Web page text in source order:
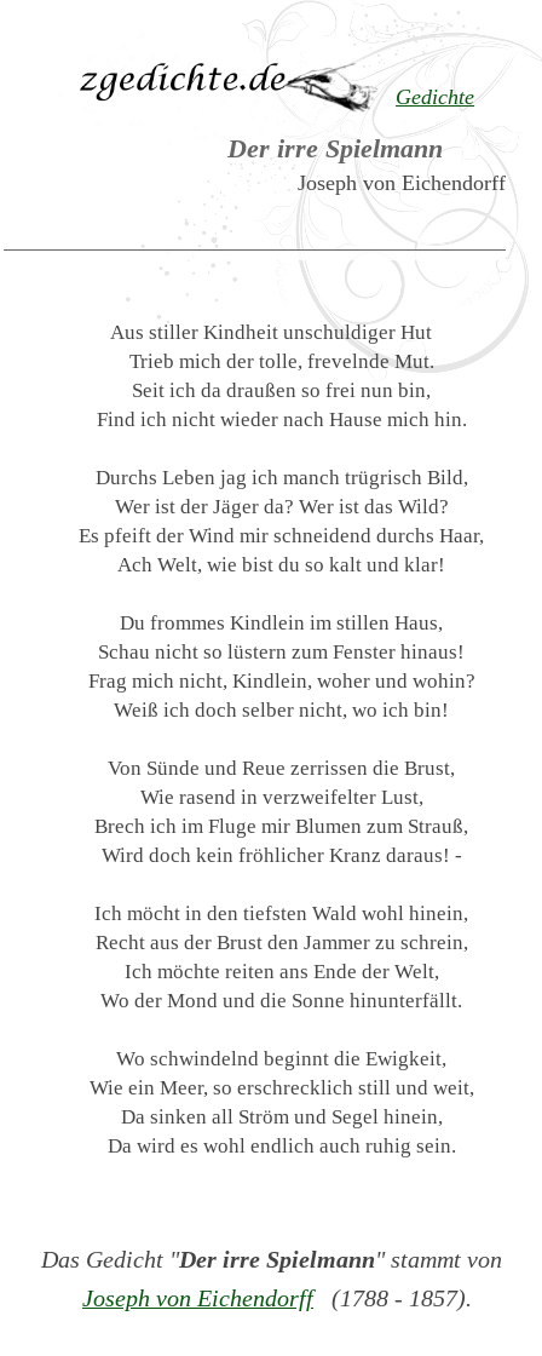
Gedichte
Der irre Spielmann
Joseph von Eichendorff
Aus stiller Kindheit unschuldiger Hut
Trieb mich der tolle, frevelnde Mut.
Seit ich da draußen so frei nun bin,
Find ich nicht wieder nach Hause mich hin.
Durchs Leben jag ich manch trügrisch Bild,
Wer ist der Jäger da? Wer ist das Wild?
Es pfeift der Wind mir schneidend durchs Haar,
Ach Welt, wie bist du so kalt und klar!
Du frommes Kindlein im stillen Haus,
Schau nicht so lüstern zum Fenster hinaus!
Frag mich nicht, Kindlein, woher und wohin?
Weiß ich doch selber nicht, wo ich bin!
Von Sünde und Reue zerrissen die Brust,
Wie rasend in verzweifelter Lust,
Brech ich im Fluge mir Blumen zum Strauß,
Wird doch kein fröhlicher Kranz daraus! -
Ich möcht in den tiefsten Wald wohl hinein,
Recht aus der Brust den Jammer zu schrein,
Ich möchte reiten ans Ende der Welt,
Wo der Mond und die Sonne hinunterfällt.
Wo schwindelnd beginnt die Ewigkeit,
Wie ein Meer, so erschrecklich still und weit,
Da sinken all Ström und Segel hinein,
Da wird es wohl endlich auch ruhig sein.
Das Gedicht "Der irre Spielmann" stammt von
Joseph von Eichendorff(1788 - 1857).